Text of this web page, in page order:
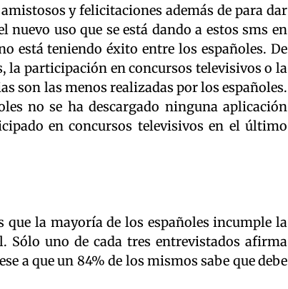
y felicitaciones además de para dar
nuevo uso que se está dando a estos sms en
está teniendo éxito entre los españoles. De
la participación en concursos televisivos o la
son las menos realizadas por los españoles.
no se ha descargado ninguna aplicación
en concursos televisivos en el último
que la mayoría de los españoles incumple la
Sólo uno de cada tres entrevistados afirma
a que un 84% de los mismos sabe que debe